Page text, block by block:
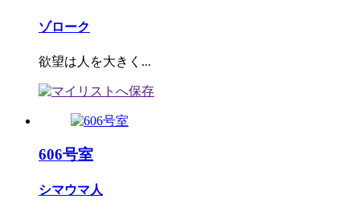
ゾローク
欲望は人を大きく...
606号室
シマウマ人